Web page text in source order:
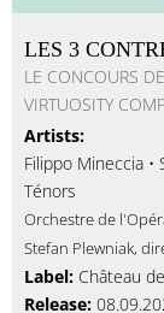
LES 3
LE CONCOURS
VIRTUOSITY
Artists:
Filippo Mineccia •
Ténors
Orchestre de
Stefan Plewniak,
Label: Château
Release: